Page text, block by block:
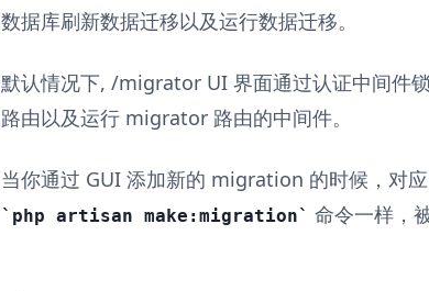
数据库刷新数据迁移以及运行数据迁移。
默认情况下, /migrator UI 界面通过认证中间件
路由以及运行 migrator 路由的中间件。
当你通过 GUI 添加新的 migration 的时候，对
php artisan make:migration 命令一样，